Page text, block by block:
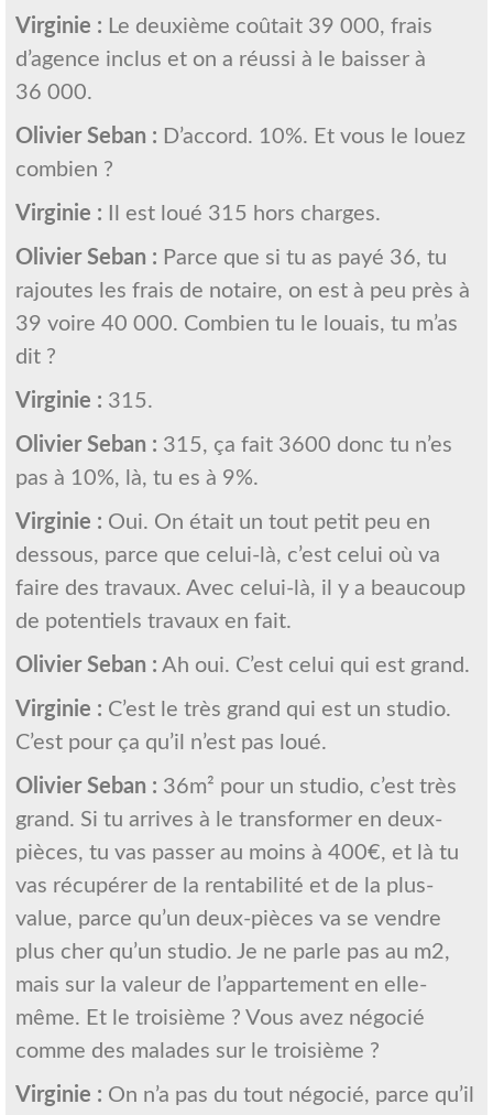
Virginie : Le deuxième coûtait 39 000, frais
d’agence inclus et on a réussi à le baisser à
36 000.
Olivier Seban : D’accord. 10%. Et vous le louez
combien ?
Virginie : Il est loué 315 hors charges.
Olivier Seban : Parce que si tu as payé 36, tu
rajoutes les frais de notaire, on est à peu près à
39 voire 40 000. Combien tu le louais, tu m’as
dit ?
Virginie : 315.
Olivier Seban : 315, ça fait 3600 donc tu n’es
pas à 10%, là, tu es à 9%.
Virginie : Oui. On était un tout petit peu en
dessous, parce que celui-là, c’est celui où va
faire des travaux. Avec celui-là, il y a beaucoup
de potentiels travaux en fait.
Olivier Seban : Ah oui. C’est celui qui est grand.
Virginie : C’est le très grand qui est un studio.
C’est pour ça qu’il n’est pas loué.
Olivier Seban : 36m² pour un studio, c’est très
grand. Si tu arrives à le transformer en deux-
pièces, tu vas passer au moins à 400€, et là tu
vas récupérer de la rentabilité et de la plus-
value, parce qu’un deux-pièces va se vendre
plus cher qu’un studio. Je ne parle pas au m2,
mais sur la valeur de l’appartement en elle-
même. Et le troisième ? Vous avez négocié
comme des malades sur le troisième ?
Virginie : On n’a pas du tout négocié, parce qu’il